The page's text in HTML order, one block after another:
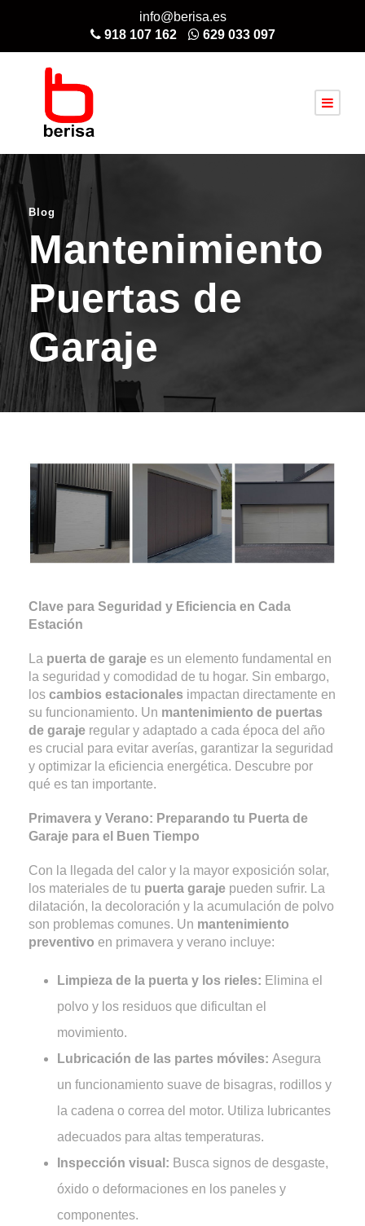
info@berisa.es
918 107 162
629 033 097
Blog
Mantenimiento
Puertas de
Garaje
Clave para Seguridad y Eficiencia en Cada
Estación
La puerta de garaje es un elemento fundamental en
la seguridad y comodidad de tu hogar. Sin embargo,
los cambios estacionales impactan directamente en
su funcionamiento. Un mantenimiento de puertas
de garaje regular y adaptado a cada época del año
es crucial para evitar averías, garantizar la seguridad
y optimizar la eficiencia energética. Descubre por
qué es tan importante.
Primavera y Verano: Preparando tu Puerta de
Garaje para el Buen Tiempo
Con la llegada del calor y la mayor exposición solar,
los materiales de tu puerta garaje pueden sufrir. La
dilatación, la decoloración y la acumulación de polvo
son problemas comunes. Un mantenimiento
preventivo en primavera y verano incluye:
Limpieza de la puerta y los rieles: Elimina el
polvo y los residuos que dificultan el
movimiento.
Lubricación de las partes móviles: Asegura
un funcionamiento suave de bisagras, rodillos y
la cadena o correa del motor. Utiliza lubricantes
adecuados para altas temperaturas.
Inspección visual: Busca signos de desgaste,
óxido o deformaciones en los paneles y
componentes.